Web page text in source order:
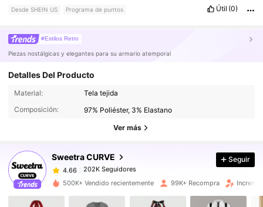
Desde SHEIN US Programa de puntos Útil (0)
#Estilos Retro
Piezas nostálgicas y elegantes para su armario atemporal
Detalles Del Producto
Material:
Tela tejida
Composición:
97% Poliéster, 3% Elastano
Ver más
Sweetra CURVE
202K Seguidores
4.66
202K Seguidores
e***7
pagó Hace 7 horas
4.66 202K Seguidores
Seguir
500K+ Vendido recientemente 99K+ Recompra